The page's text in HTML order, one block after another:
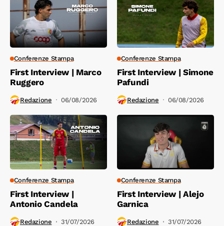
Conferenze Stampa
First Interview | Marco
Ruggero
Redazione 06/08/2026
Conferenze Stampa
First Interview | Simone
Pafundi
Redazione 06/08/2026
Conferenze Stampa
First Interview |
Antonio Candela
Redazione 31/07/2026
Conferenze Stampa
First Interview | Alejo
Garnica
Redazione 31/07/2026